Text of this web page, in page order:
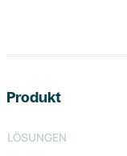
Produkt
LÖSUNGEN